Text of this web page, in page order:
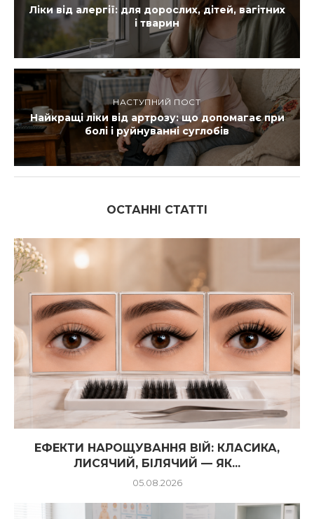
Ліки від алергії: для дорослих, дітей, вагітних
і тварин
НАСТУПНИЙ ПОСТ
Найкращі ліки від артрозу: що допомагає при
болі і руйнуванні суглобів
ОСТАННІ СТАТТІ
ЕФЕКТИ НАРОЩУВАННЯ ВІЙ: КЛАСИКА,
ЛИСЯЧИЙ, БІЛЯЧИЙ — ЯК...
05.08.2026